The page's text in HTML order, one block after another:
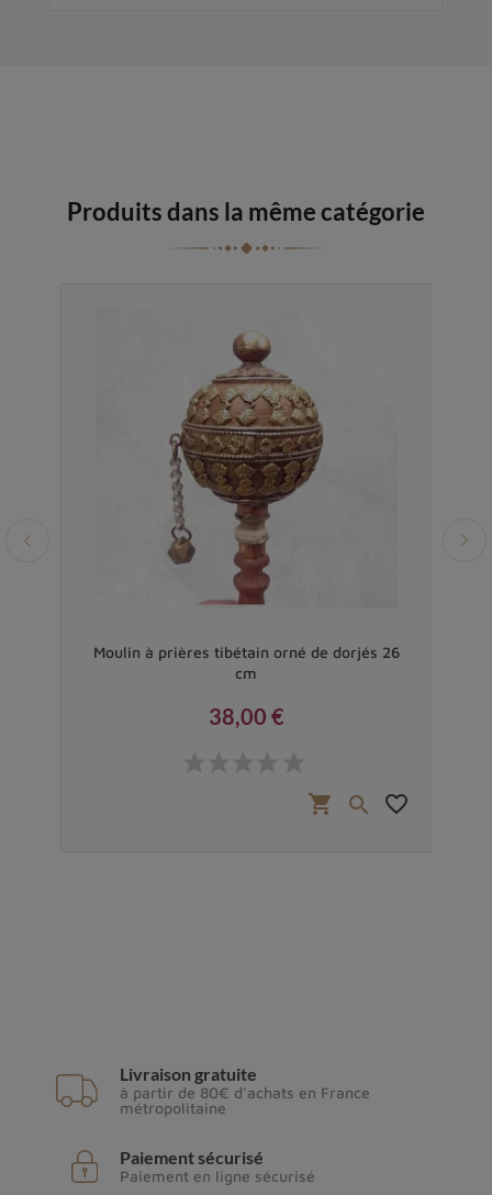
Produits dans la même catégorie
Moulin à prières tibétain orné de dorjés 26
cm
38,00 €
shopping_cart  favorite_border
Livraison gratuite
à partir de 80€ d'achats en France
métropolitaine
Paiement sécurisé
Paiement en ligne sécurisé